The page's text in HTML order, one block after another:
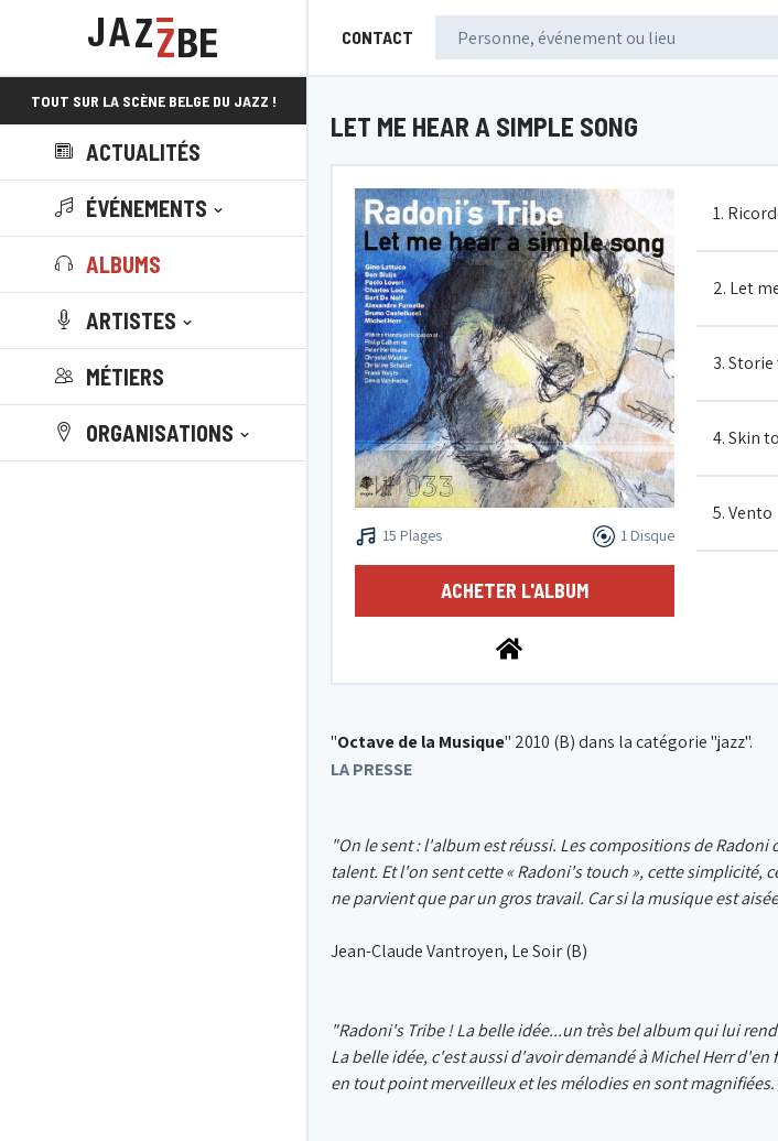
CONTACT
TOUT SUR LA SCÈNE BELGE DU JAZZ !
ACTUALITÉS
ÉVÉNEMENTS
ALBUMS
ARTISTES
MÉTIERS
ORGANISATIONS
LET ME HEAR A SIMPLE SONG
15 Plages 1 Disque
ACHETER L'ALBUM
1.
2. Let
3. Storie
4. Skin
5. Vento
8.
10.
12.
"Octave de la Musique" 2010 (B) dans la catégorie "jazz".
LA PRESSE
"On le sent : l'album est réussi. Les compositions de
talent. Et l'on sent cette « Radoni's touch », cette simplicité,
ne parvient que par un gros travail. Car si la musique est
Jean-Claude Vantroyen, Le Soir (B)
"Radoni's Tribe ! La belle idée...un très bel album qui lui
La belle idée, c'est aussi d'avoir demandé à Michel Herr
en tout point merveilleux et les mélodies en sont